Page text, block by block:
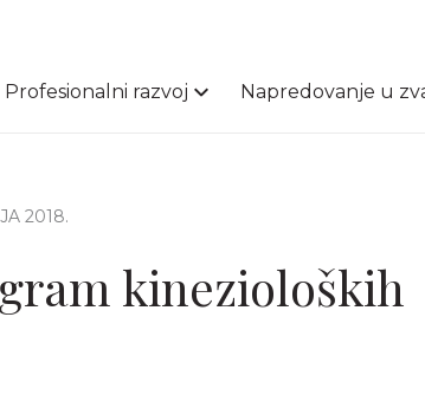
Profesionalni razvoj Napredovanje u
2018.
kinezioloških